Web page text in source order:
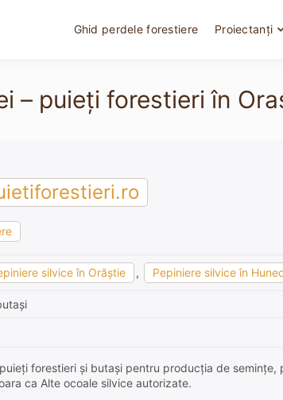
Ghid perdele forestiere Proiectanți
– puieți forestieri în
silvice în Orăştie , Pepiniere silvice în
forestieri și butași pentru producția de semințe,
ca Alte ocoale silvice autorizate.